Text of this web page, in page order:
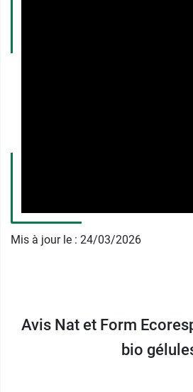
Mis à jour le : 24/03/2026
Avis Nat et Form
bio